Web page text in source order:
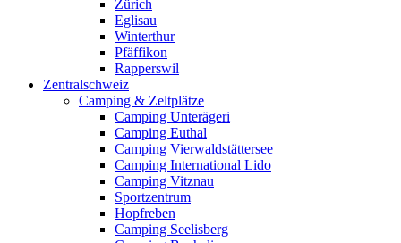
Zürich
Eglisau
Winterthur
Pfäffikon
Rapperswil
Zentralschweiz
Camping & Zeltplätze
Camping Unterägeri
Camping Euthal
Camping Vierwaldstättersee
Camping International Lido
Camping Vitznau
Sportzentrum
Hopfreben
Camping Seelisberg